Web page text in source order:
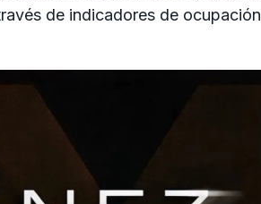
de indicadores de ocupación